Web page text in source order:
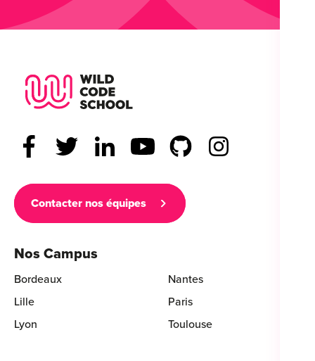
Contacter nos équipes
Nos Campus
Bordeaux
Lille
Lyon
Nantes
Paris
Toulouse